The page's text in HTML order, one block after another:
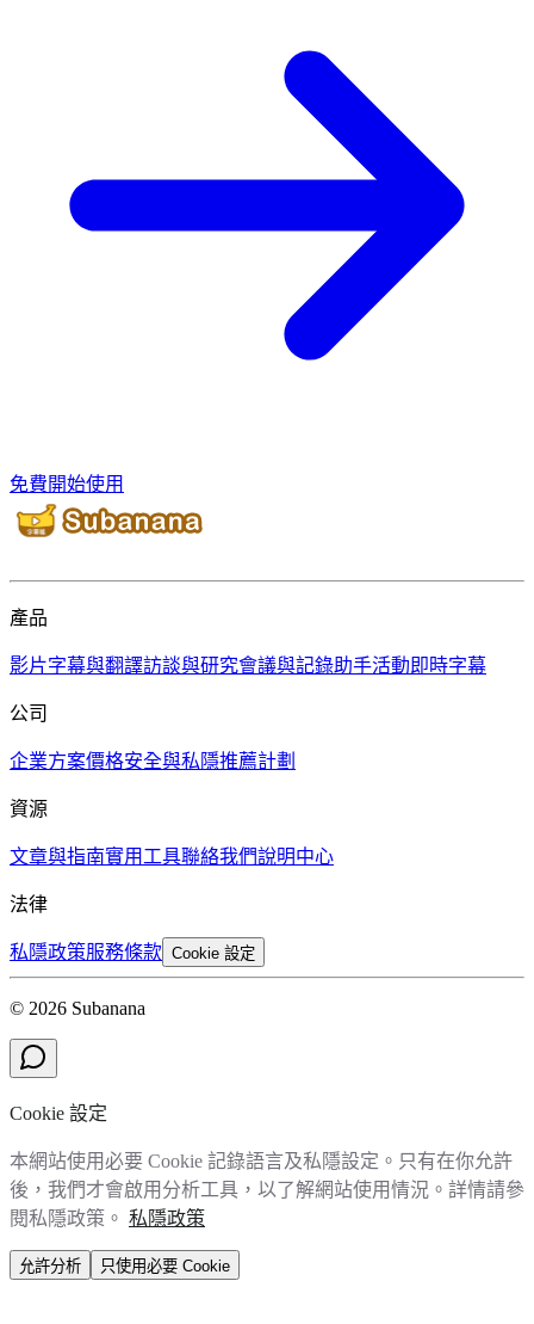
免費開始使用
產品
影片字幕與翻譯訪談與研究會議與記錄助手活動即時字幕
公司
企業方案價格安全與私隱推薦計劃
資源
文章與指南實用工具聯絡我們說明中心
法律
私隱政策服務條款 Cookie 設定
© 2026 Subanana
Cookie 設定
本網站使用必要 Cookie 記錄語言及私隱設定。只有在你允許
後，我們才會啟用分析工具，以了解網站使用情況。詳情請參
閱私隱政策。 私隱政策
允許分析 只使用必要 Cookie